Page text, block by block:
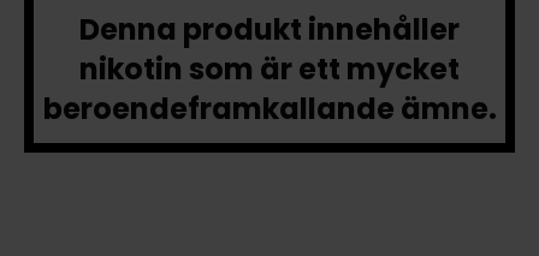
Denna produkt innehåller
nikotin som är ett mycket
beroendeframkallande ämne.